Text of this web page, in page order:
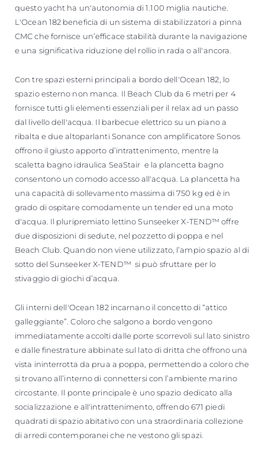
questo yacht ha un'autonomia di 1.100 miglia nautiche.
L'Ocean 182 beneficia di un sistema di stabilizzatori a pinna
CMC che fornisce un’efficace stabilità durante la navigazione
e una significativa riduzione del rollio in rada o all'ancora.
Con tre spazi esterni principali a bordo dell'Ocean 182, lo
spazio esterno non manca. Il Beach Club da 6 metri per 4
fornisce tutti gli elementi essenziali per il relax ad un passo
dal livello dell'acqua. Il barbecue elettrico su un piano a
ribalta e due altoparlanti Sonance con amplificatore Sonos
offrono il giusto apporto d’intrattenimento, mentre la
scaletta bagno idraulica SeaStair e la plancetta bagno
consentono un comodo accesso all'acqua. La plancetta ha
una capacità di sollevamento massima di 750 kg ed è in
grado di ospitare comodamente un tender ed una moto
d'acqua. Il pluripremiato lettino Sunseeker X-TEND™ offre
due disposizioni di sedute, nel pozzetto di poppa e nel
Beach Club. Quando non viene utilizzato, l’ampio spazio al di
sotto del Sunseeker X-TEND™ si può sfruttare per lo
stivaggio di giochi d’acqua.
Gli interni dell'Ocean 182 incarnano il concetto di “attico
galleggiante”. Coloro che salgono a bordo vengono
immediatamente accolti dalle porte scorrevoli sul lato sinistro
e dalle finestrature abbinate sul lato di dritta che offrono una
vista ininterrotta da prua a poppa, permettendo a coloro che
si trovano all’interno di connettersi con l’ambiente marino
circostante. Il ponte principale è uno spazio dedicato alla
socializzazione e all'intrattenimento, offrendo 671 piedi
quadrati di spazio abitativo con una straordinaria collezione
di arredi contemporanei che ne vestono gli spazi.